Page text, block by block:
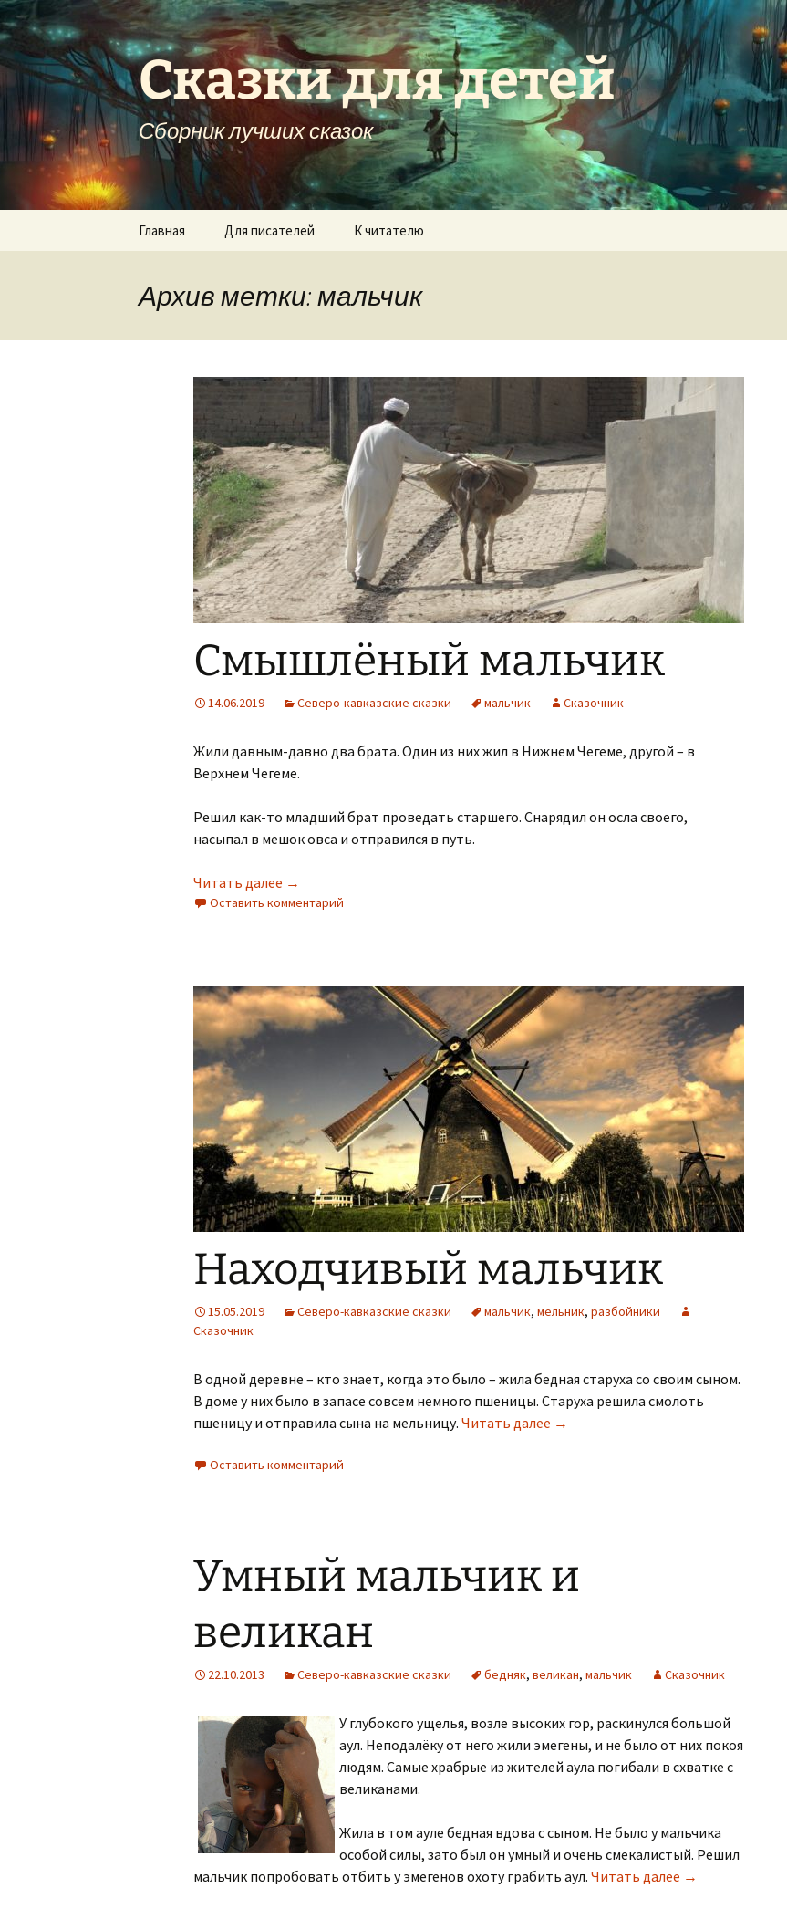
Перейти
к
содержимому
Сказки для детей
Сборник лучших сказок
Главная Для писателей К читателю
Архив метки: мальчик
Смышлёный мальчик
14.06.2019 Северо-кавказские сказки мальчик Сказочник
Жили давным-давно два брата. Один из них жил в Нижнем Чегеме, другой – в
Верхнем Чегеме.
Решил как-то младший брат проведать старшего. Снарядил он осла своего,
насыпал в мешок овса и отправился в путь.
Читать далее Смышлёный мальчик
→
Оставить комментарий
Находчивый мальчик
15.05.2019 Северо-кавказские сказки мальчик, мельник, разбойники
Сказочник
В одной деревне – кто знает, когда это было – жила бедная старуха со своим сыном.
В доме у них было в запасе совсем немного пшеницы. Старуха решила смолоть
пшеницу и отправила сына на мельницу. Читать далее Находчивый мальчик
→
Оставить комментарий
Умный мальчик и
великан
22.10.2013 Северо-кавказские сказки бедняк, великан, мальчик Сказочник
У глубокого ущелья, возле высоких гор, раскинулся большой
аул. Неподалёку от него жили эмегены, и не было от них покоя
людям. Самые храбрые из жителей аула погибали в схватке с
великанами.
Жила в том ауле бедная вдова с сыном. Не было у мальчика
особой силы, зато был он умный и очень смекалистый. Решил
мальчик попробовать отбить у эмегенов охоту грабить аул. Читать далее Умный мальчик
→